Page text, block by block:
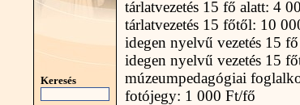
Keresés
tárlatvezetés 15 fő alatt: 4
tárlatvezetés 15 főtől: 10
idegen nyelvű vezetés 15
idegen nyelvű vezetés 15
múzeumpedagógiai
fotójegy: 1 000 Ft/fő